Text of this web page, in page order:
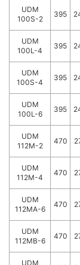
UDM
100S-2
395
UDM
100L-4
395
UDM
100S-4
395
UDM
100L-6
395
UDM
112M-2
470
UDM
112M-4
470
UDM
112MA-6
470
UDM
112MB-6
470
UDM